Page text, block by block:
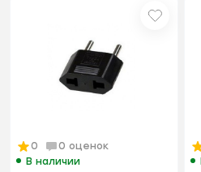
0
0 оценок
В наличии